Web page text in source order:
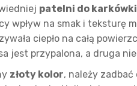
patelni do karkówki
wpływ na smak i teksturę
ciepło na całą
jest przypalona, a druga
złoty kolor, należy